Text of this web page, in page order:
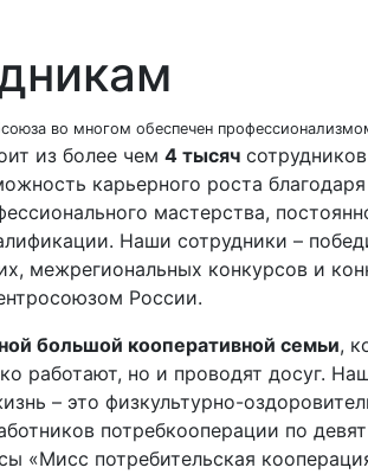
во многом обеспечен
из более чем 4 тысяч
карьерного роста
мастерства,
Наши сотрудники –
межрегиональных конкурсов и
России.
большой кооперативной семьи,
работают, но и проводят досуг.
– это физкультурно-
потребкооперации по
«Мисс потребительская